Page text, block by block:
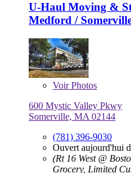
U-Haul Moving &
Medford /
VoirPhotos
600 Mystic Valley Pkwy
Somerville, MA 02144
(781) 396-9030
Ouvert aujourd'hui
(Rt 16 West @
Grocery, Limited